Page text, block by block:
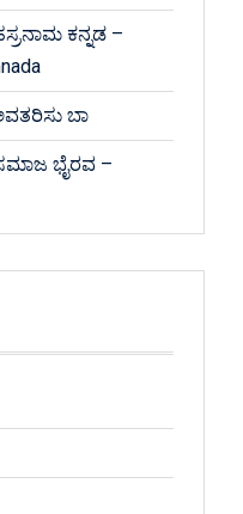
ಕನ್ನಡ –
ಬಾ
ಭೈರವ –